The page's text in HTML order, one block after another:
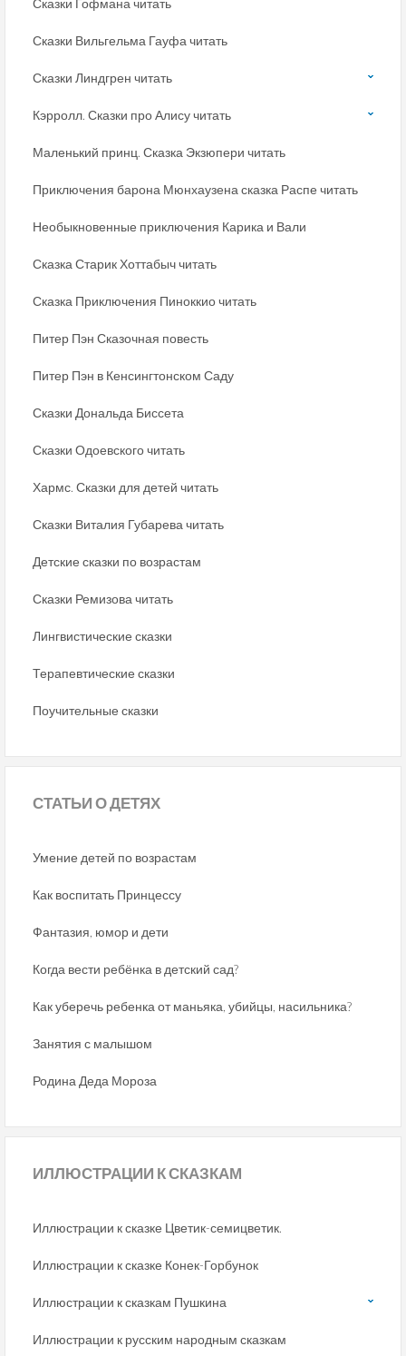
Сказки Гофмана читать
Сказки Вильгельма Гауфа читать
Сказки Линдгрен читать
Кэрролл. Сказки про Алису читать
Маленький принц. Сказка Экзюпери читать
Приключения барона Мюнхаузена сказка Распе читать
Необыкновенные приключения Карика и Вали
Сказка Старик Хоттабыч читать
Сказка Приключения Пиноккио читать
Питер Пэн Сказочная повесть
Питер Пэн в Кенсингтонском Саду
Сказки Дональда Биссета
Сказки Одоевского читать
Хармс. Сказки для детей читать
Сказки Виталия Губарева читать
Детские сказки по возрастам
Сказки Ремизова читать
Лингвистические сказки
Терапевтические сказки
Поучительные сказки
СТАТЬИО ДЕТЯХ
Умение детей по возрастам
Как воспитать Принцессу
Фантазия, юмор и дети
Когда вести ребёнка в детский сад?
Как уберечь ребенка от маньяка, убийцы, насильника?
Занятия с малышом
Родина Деда Мороза
ИЛЛЮСТРАЦИИ К СКАЗКАМ
Иллюстрации к сказке Цветик-семицветик.
Иллюстрации к сказке Конек-Горбунок
Иллюстрации к сказкам Пушкина
Иллюстрации к русским народным сказкам